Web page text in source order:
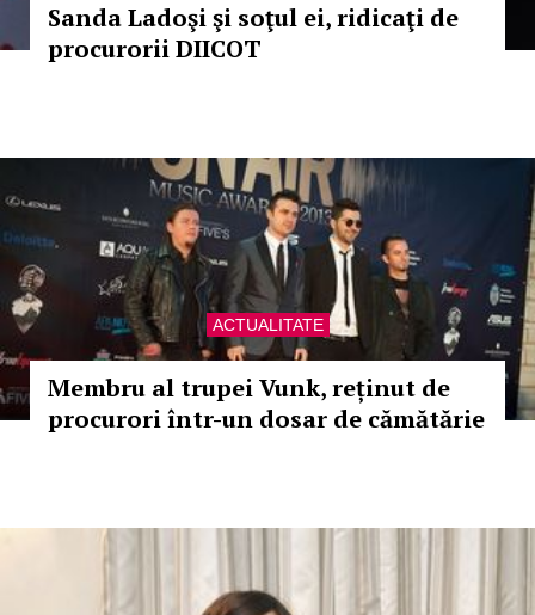
Sanda Ladoşi şi soţul ei, ridicaţi de
procurorii DIICOT
ACTUALITATE
Membru al trupei Vunk, reținut de
procurori într-un dosar de cămătărie